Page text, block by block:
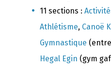
11 sections :
Athlétisme, Canoë
Gymnastique
Hegal Egin (gym